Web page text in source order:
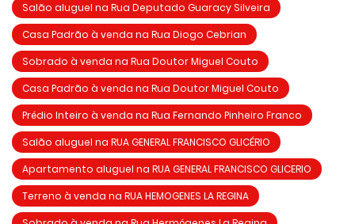
Salão aluguel na Rua Deputado Guaracy Silveira
Casa Padrão à venda na Rua Diogo Cebrian
Sobrado à venda na Rua Doutor Miguel Couto
Casa Padrão à venda na Rua Doutor Miguel Couto
Prédio Inteiro à venda na Rua Fernando Pinheiro Franco
Salão aluguel na RUA GENERAL FRANCISCO GLICÉRIO
Apartamento aluguel na RUA GENERAL FRANCISCO GLICERIO
Terreno à venda na RUA HEMOGENES LA REGINA